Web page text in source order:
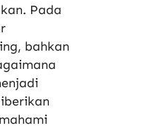
Pada
bahkan